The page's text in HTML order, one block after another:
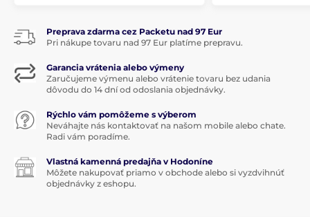
Preprava zdarma cez Packetu nad 97 Eur
Pri nákupe tovaru nad 97 Eur platíme prepravu.
Garancia vrátenia alebo výmeny
Zaručujeme výmenu alebo vrátenie tovaru bez udania
dôvodu do 14 dní od odoslania objednávky.
Rýchlo vám pomôžeme s výberom
Neváhajte nás kontaktovať na našom mobile alebo chate.
Radi vám poradíme.
Vlastná kamenná predajňa v Hodoníne
Môžete nakupovať priamo v obchode alebo si vyzdvihnúť
objednávky z eshopu.